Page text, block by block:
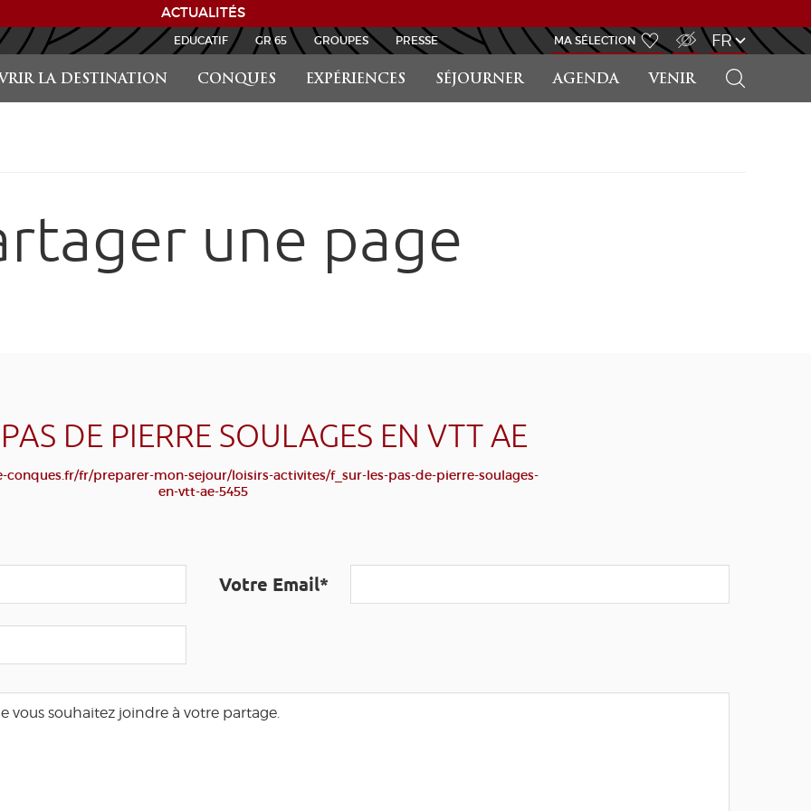
ACTUALITÉS
LA DESTINATION CONQUES EXPÉRIENCES SÉJOURNER AGENDA VENIR
EDUCATIF GR 65 GROUPES PRESSE MA SÉLECTION FR
une page
DE PIERRE SOULAGES EN VTT AE
fr/preparer-mon-sejour/loisirs-activites/f_sur-les-pas-de-pierre-soulages-
en-vtt-ae-5455
Votre Email*